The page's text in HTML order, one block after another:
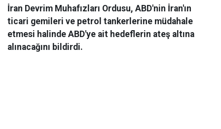
İran Devrim Muhafızları Ordusu, ABD'nin İran'ın
ticari gemileri ve petrol tankerlerine müdahale
etmesi halinde ABD'ye ait hedeflerin ateş altına
alınacağını bildirdi.